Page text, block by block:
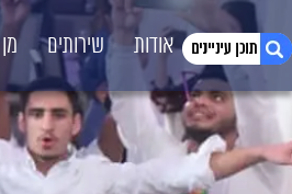
1. תקליטן דתי לבר מצווה
2. תקליטן לבר מצווה
דף הבית אודות שירותים